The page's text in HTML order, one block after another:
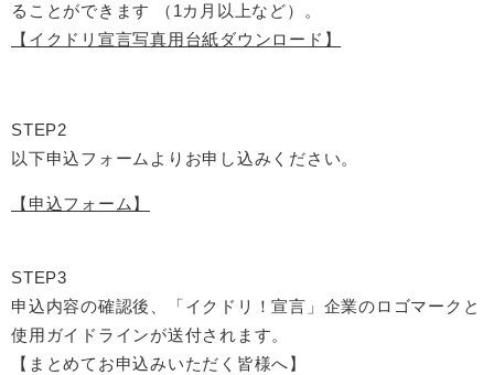
ることができます （1カ月以上など）。
【イクドリ宣言写真用台紙ダウンロード】
STEP2
以下申込フォームよりお申し込みください。
【申込フォーム】
STEP3
申込内容の確認後、「イクドリ！宣言」企業のロゴマークと
使用ガイドラインが送付されます。
【まとめてお申込みいただく皆様へ】